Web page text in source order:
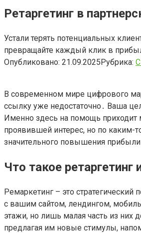
Ретаргетинг в
Устали терять потенциальных
превращайте каждый клик в
Опубликовано: 21.09.2025Рубрика:
В современном мире цифрового
ссылку уже недостаточно․ Ваша
Именно здесь на помощь приходит
проявившей интерес, но по каким-
значительного повышения
Что такое
Ремаркетинг – это
с вашим сайтом, лендингом,
этажи, но лишь малая часть из них
предлагая им новые стимулы,